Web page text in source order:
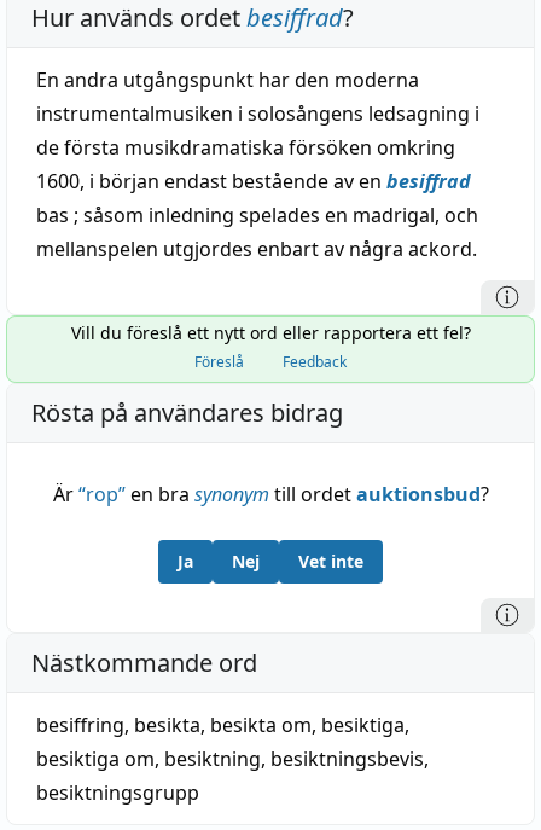
Hur används ordetbesiffrad?
En andra utgångspunkt har den moderna
instrumentalmusiken i solosångens ledsagning i
de första musikdramatiska försöken omkring
1600, i början endast bestående av en besiffrad
bas ; såsom inledning spelades en madrigal, och
mellanspelen utgjordes enbart av några ackord.
Vill du föreslå ett nytt ord eller rapportera ett fel?
Föreslå Feedback
Rösta på användares bidrag
Är“rop”en bra synonym till ordetauktionsbud?
Ja Nej Vet inte
Nästkommande ord
besiffring, besikta, besikta om, besiktiga,
besiktiga om, besiktning, besiktningsbevis,
besiktningsgrupp